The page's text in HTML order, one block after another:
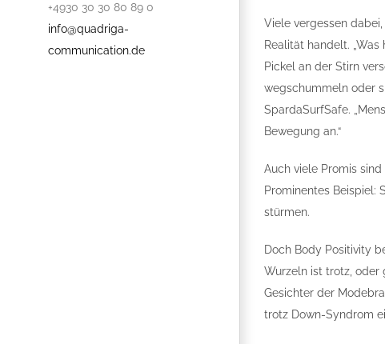
+4930 30 30 80 89 0
info@quadriga-
communication.de
Viele vergessen
Realität handelt.
Pickel an der Stirn
wegschummeln oder
SpardaSurfSafe.
Bewegung an.“
Auch viele Promis
Prominentes Beispiel:
stürmen.
Doch Body Positivity
Wurzeln ist trotz, oder
Gesichter der
trotz Down-Syndrom